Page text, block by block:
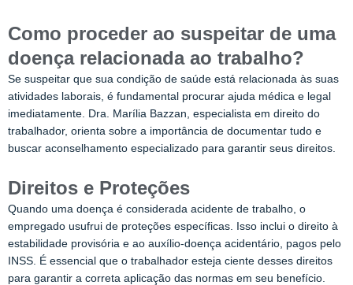
Como proceder ao suspeitar de uma
doença relacionada ao trabalho?
Se suspeitar que sua condição de saúde está relacionada às suas
atividades laborais, é fundamental procurar ajuda médica e legal
imediatamente. Dra. Marília Bazzan, especialista em direito do
trabalhador, orienta sobre a importância de documentar tudo e
buscar aconselhamento especializado para garantir seus direitos.
Direitos e Proteções
Quando uma doença é considerada acidente de trabalho, o
empregado usufrui de proteções específicas. Isso inclui o direito à
estabilidade provisória e ao auxílio-doença acidentário, pagos pelo
INSS. É essencial que o trabalhador esteja ciente desses direitos
para garantir a correta aplicação das normas em seu benefício.